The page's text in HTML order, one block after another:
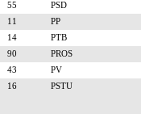
55 PSD
11 PP
14 PTB
90 PROS
43 PV
16 PSTU